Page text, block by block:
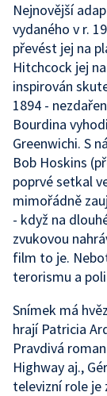
Nejnovější
vydaného v r.
převést jej na
Hitchcock jej
inspirován
1894 -
Bourdina
Greenwichi. S
Bob Hoskins
poprvé setkal
mimořádně
- když na
zvukovou
film to je.
terorismu a
Snímek má
hrají Patricia
Pravdivá
Highway aj.,
televizní role je